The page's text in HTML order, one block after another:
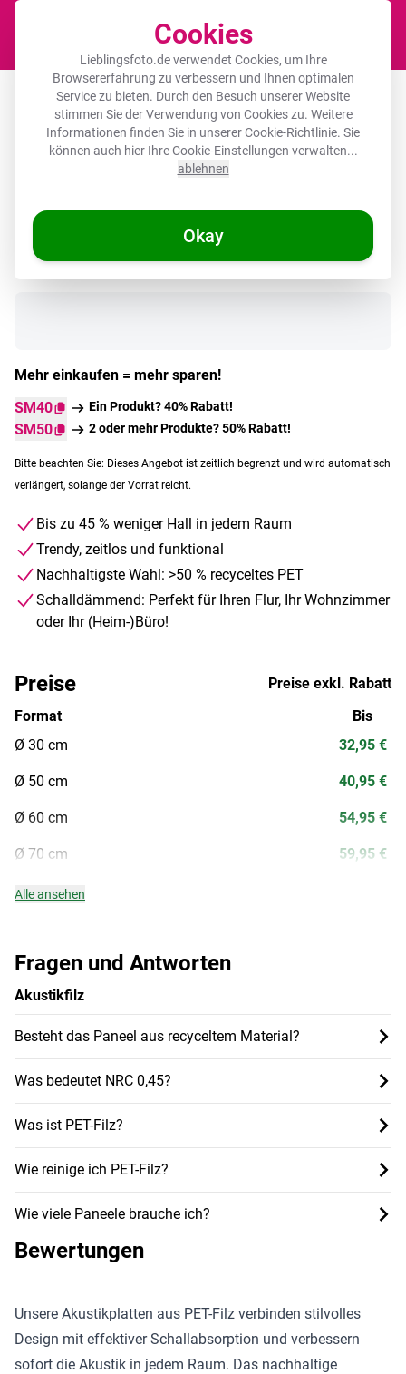
Cookies
Lieblingsfoto.de verwendet Cookies, um Ihre
Browsererfahrung zu verbessern und Ihnen optimalen
Service zu bieten. Durch den Besuch unserer Website
stimmen Sie der Verwendung von Cookies zu. Weitere
Informationen finden Sie in unsererCookie-Richtlinie. Sie
können auch hier Ihre Cookie-Einstellungen verwalten...
ablehnen
Okay
Akustikbild rund - Zitate - Blume -
Tulpe - Gelb
🌞 SOMMERDEALS
Mehr einkaufen = mehr sparen!
SM40
Ein Produkt? 40% Rabatt!
SM50 2 oder mehr Produkte? 50% Rabatt!
Bitte beachten Sie: Dieses Angebot ist zeitlich begrenzt und wird automatisch
verlängert, solange der Vorrat reicht.
Bis zu 45 % weniger Hall in jedem Raum
Trendy, zeitlos und funktional
Nachhaltigste Wahl: >50 % recyceltes PET
Schalldämmend: Perfekt für Ihren Flur, Ihr Wohnzimmer
oder Ihr (Heim-)Büro!
Fragen und Antworten
Akustikfilz
Besteht das Paneel aus recyceltem Material?
Was bedeutet NRC 0,45?
Was ist PET-Filz?
Wie reinige ich PET-Filz?
Wie viele Paneele brauche ich?
Preise
Preise exkl. Rabatt
Format
Ø 30 cm
Ø 50 cm
Ø 60 cm
Ø 70 cm
Bis
32,95 €
40,95 €
54,95 €
59,95 €
Alle ansehen
Bewertungen
Unsere Akustikplatten aus PET-Filz verbinden stilvolles
Design mit effektiver Schallabsorption und verbessern
sofort die Akustik in jedem Raum. Das nachhaltige